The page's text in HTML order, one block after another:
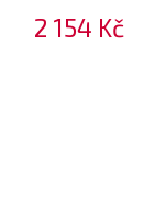
2 154 Kč